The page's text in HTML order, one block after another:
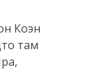
Коэн
там